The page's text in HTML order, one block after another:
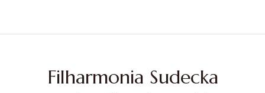
Filharmonia Sudecka